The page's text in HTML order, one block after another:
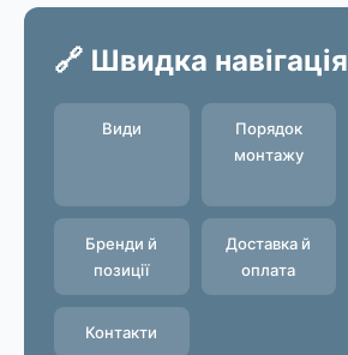
🔗 Швидка навігація
Види
Порядок
монтажу
Бренди й
позиції
Доставка й
оплата
Контакти